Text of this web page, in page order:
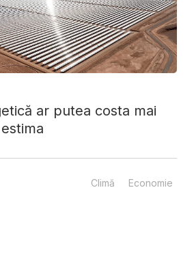
ar putea costa mai
Climă Economie